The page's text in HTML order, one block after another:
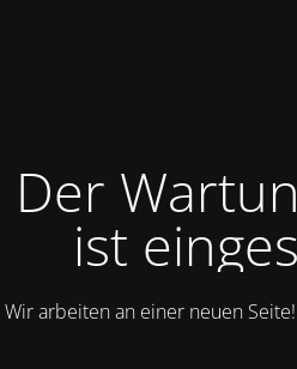
Der
ist
Wir arbeiten an einer neuen